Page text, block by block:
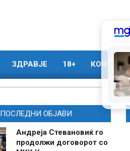
ЗДРАВЈЕ 18+ КОНТАКТ
ПОСЛЕДНИ ОБЈАВИ
Андреја Стевановиќ го
продолжи договорот со